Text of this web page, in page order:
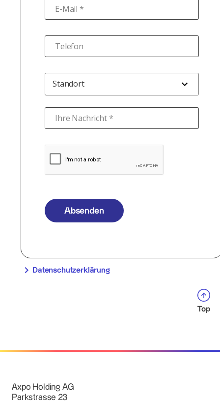
E-Mail *
Telefon
Standort
Ihre Nachricht *
Absenden
Datenschutzerklärung
Top
Axpo Holding AG
Parkstrasse 23